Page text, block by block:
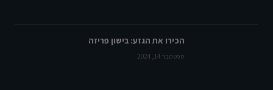
הכירו את הגזע: בישון פריזה
ספטמבר 14, 2024